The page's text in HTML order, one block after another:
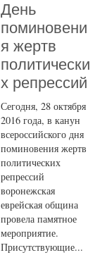
День
поминовени
я жертв
политически
х репрессий
Сегодня, 28 октября
2016 года, в канун
всероссийского дня
поминовения жертв
политических
репрессий
воронежская
еврейская община
провела памятное
мероприятие.
Присутствующие...